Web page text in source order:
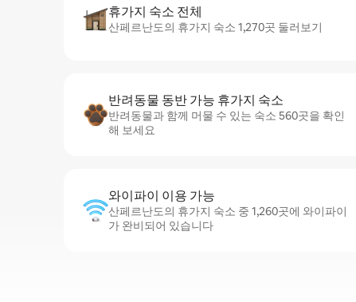
휴가지 숙소 전체
산페르난도의 휴가지 숙소 1,270곳 둘러보기
반려동물 동반 가능 휴가지 숙소
반려동물과 함께 머물 수 있는 숙소 560곳을 확인
해 보세요
와이파이 이용 가능
산페르난도의 휴가지 숙소 중 1,260곳에 와이파이
가 완비되어 있습니다